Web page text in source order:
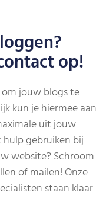
op!
jouw blogs te
kun je hiermee aan
uit jouw
gebruiken bij
website? Schroom
of mailen! Onze
staan klaar